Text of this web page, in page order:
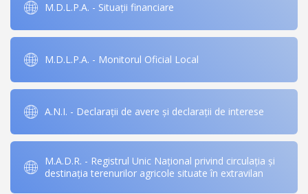
M.D.L.P.A. - Situații financiare
M.D.L.P.A. - Monitorul Oficial Local
A.N.I. - Declarații de avere și declarații de interese
M.A.D.R. - Registrul Unic Național privind circulația și
destinația terenurilor agricole situate în extravilan